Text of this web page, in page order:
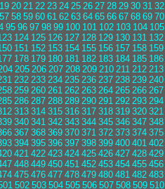
19 20 21 22 23 24 25 26 27 28 29 30 31 32
57 58 59 60 61 62 63 64 65 66 67 68 69 70
95 96 97 98 99 100 101 102 103 104 105
124 125 126 127 128 129 130 131 132
151 152 153 154 155 156 157 158 159
178 179 180 181 182 183 184 185 186
205 206 207 208 209 210 211 212 213
232 233 234 235 236 237 238 239 240
259 260 261 262 263 264 265 266 267
286 287 288 289 290 291 292 293 294
313 314 315 316 317 318 319 320 321
340 341 342 343 344 345 346 347 348
367 368 369 370 371 372 373 374 375
394 395 396 397 398 399 400 401 402
421 422 423 424 425 426 427 428 429
448 449 450 451 452 453 454 455 456
475 476 477 478 479 480 481 482 483
502 503 504 505 506 507 508 509 510